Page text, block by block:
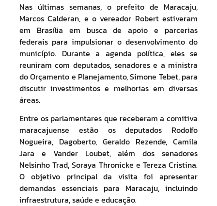
Nas últimas semanas, o prefeito de Maracaju,
Marcos Calderan, e o vereador Robert estiveram
em Brasília em busca de apoio e parcerias
federais para impulsionar o desenvolvimento do
município. Durante a agenda política, eles se
reuniram com deputados, senadores e a ministra
do Orçamento e Planejamento, Simone Tebet, para
discutir investimentos e melhorias em diversas
áreas.
Entre os parlamentares que receberam a comitiva
maracajuense estão os deputados Rodolfo
Nogueira, Dagoberto, Geraldo Rezende, Camila
Jara e Vander Loubet, além dos senadores
Nelsinho Trad, Soraya Thronicke e Tereza Cristina.
O objetivo principal da visita foi apresentar
demandas essenciais para Maracaju, incluindo
infraestrutura, saúde e educação.